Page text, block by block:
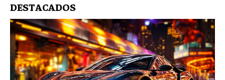
DESTACADOS